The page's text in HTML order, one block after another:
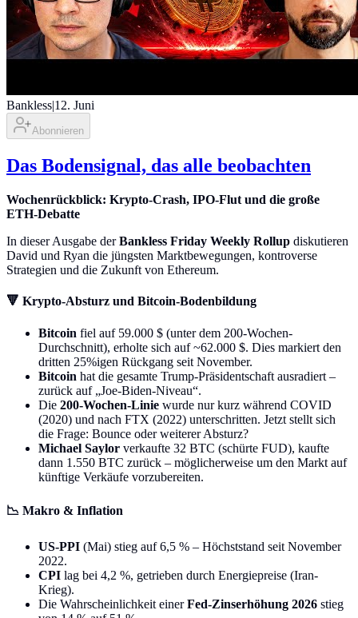
Bankless|12. Juni
Abonnieren
Das Bodensignal, das alle beobachten
Wochenrückblick: Krypto-Crash, IPO-Flut und die große
ETH-Debatte
In dieser Ausgabe derBankless Friday Weekly Rollup diskutieren
David und Ryan die jüngsten Marktbewegungen, kontroverse
Strategien und die Zukunft von Ethereum.
🔻 Krypto-Absturz und Bitcoin-Bodenbildung
Bitcoin fiel auf 59.000 $ (unter dem 200-Wochen-
Durchschnitt), erholte sich auf ~62.000 $. Dies markiert den
dritten 25%igen Rückgang seit November.
Bitcoin hat die gesamte Trump-Präsidentschaft ausradiert –
zurück auf „Joe-Biden-Niveau“.
Die 200-Wochen-Linie wurde nur kurz während COVID
(2020) und nach FTX (2022) unterschritten. Jetzt stellt sich
die Frage: Bounce oder weiterer Absturz?
Michael Saylor verkaufte 32 BTC (schürte FUD), kaufte
dann 1.550 BTC zurück – möglicherweise um den Markt auf
künftige Verkäufe vorzubereiten.
📉 Makro & Inflation
US-PPI (Mai) stieg auf 6,5 % – Höchststand seit November
2022.
CPI lag bei 4,2 %, getrieben durch Energiepreise (Iran-
Krieg).
Die Wahrscheinlichkeit einerFed-Zinserhöhung 2026 stieg